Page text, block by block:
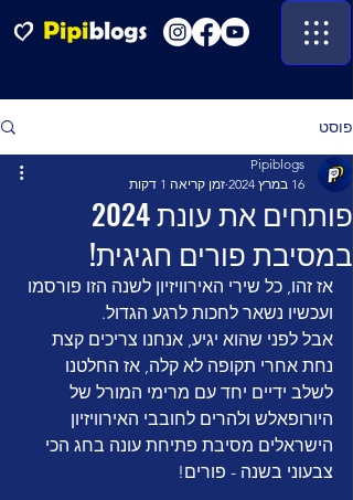
פוסט
פותחים את עונת 2024
במסיבת פורים חגיגית!
Pipiblogs
16 במרץ 2024
זמן קריאה 1 דקות
אז זהו, כל שירי האירוויזיון לשנה הזו פורסמו
ועכשיו נשאר לחכות לרגע הגדול.
אבל לפני שהוא יגיע, אנחנו צריכים קצת
נחת אחרי תקופה לא קלה, אז החלטנו
לשלב ידיים יחד עם מרימי המורל של
היורופאלש ולהרים לחובבי האירוויזיון
הישראלים מסיבת פתיחת עונה בחג הכי
צבעוני בשנה - פורים!